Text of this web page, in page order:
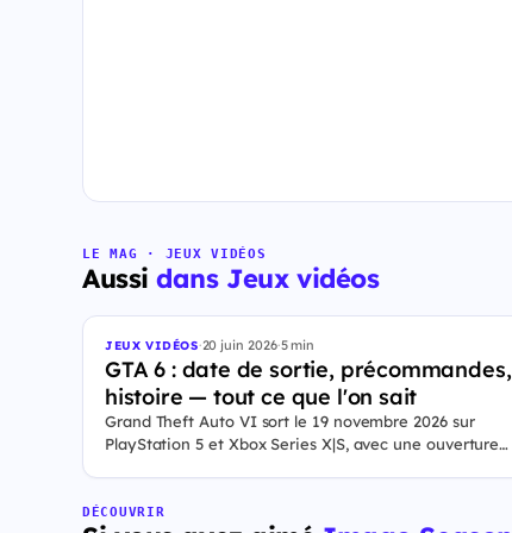
LE MAG · JEUX VIDÉOS
Aussidans Jeux vidéos
JEUX VIDÉOS·20 juin 2026·5 min
GTA 6 : date de sortie, précommandes,
histoire — tout ce que l'on sait
Grand Theft Auto VI sort le 19 novembre 2026 sur
PlayStation 5 et Xbox Series X|S, avec une ouverture
City. Il met en scène pour la première fois un duo de
DÉCOUVRIR